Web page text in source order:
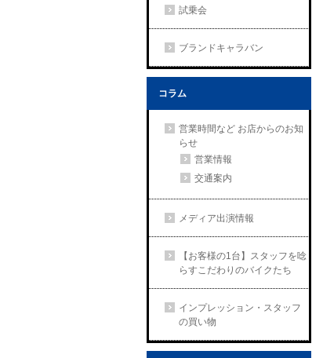
試乗会
ブランドキャラバン
コラム
営業時間など お店からのお知
らせ
営業情報
交通案内
メディア出演情報
【お客様の1台】スタッフを唸
らすこだわりのバイクたち
インプレッション・スタッフ
の買い物